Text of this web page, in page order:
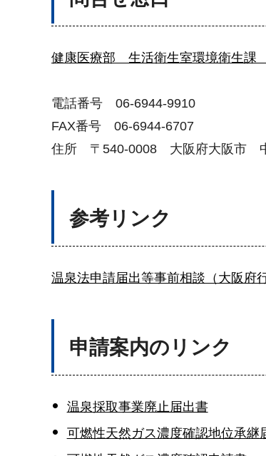
健康医療部 生活衛生室環境衛生課
電話番号 06-6944-9910
FAX番号 06-6944-6707
住所 〒540-0008 大阪府大阪市 中
参考リンク
温泉法申請届出等事前相談（大阪府
申請案内のリンク
温泉採取事業廃止届出書
可燃性天然ガス濃度確認地位承継